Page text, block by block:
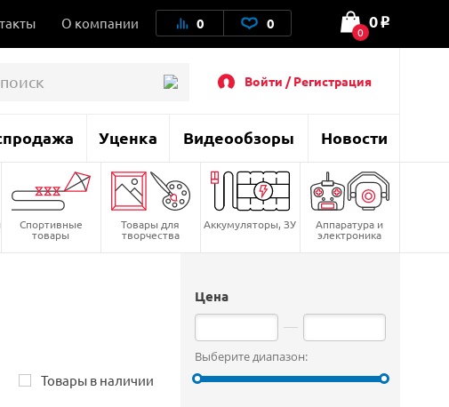
О компании 0 0 0
0 o
Войти / Регистрация
Уценка Видеообзоры Новости
Спортивные
товары
Товары для
творчества
Аккумуляторы, ЗУ Аппаратура и
электроника
Цена
Выберите диапазон:
Товары в наличии